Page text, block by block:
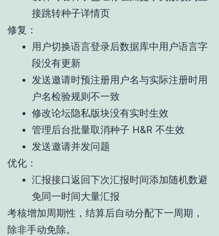
接跳转种子详情页
修复：
用户切换语言登录后数据库中用户语言字
段没有更新
发送邀请时预注册用户名与实际注册时用
户名检验规则不一致
修改论坛隐私版块没有实时生效
管理后台批量取消种子 H&R 不生效
发送邀请并发问题
优化：
汇报接口返回下次汇报时间添加随机数避
免同一时间大量汇报
考核增加周期性，结算后自动分配下一周期，
除非手动免除。